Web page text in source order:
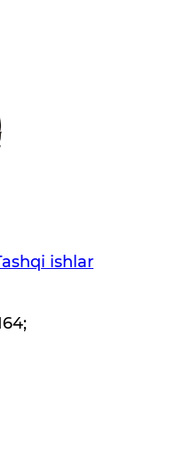
ishlаr
;